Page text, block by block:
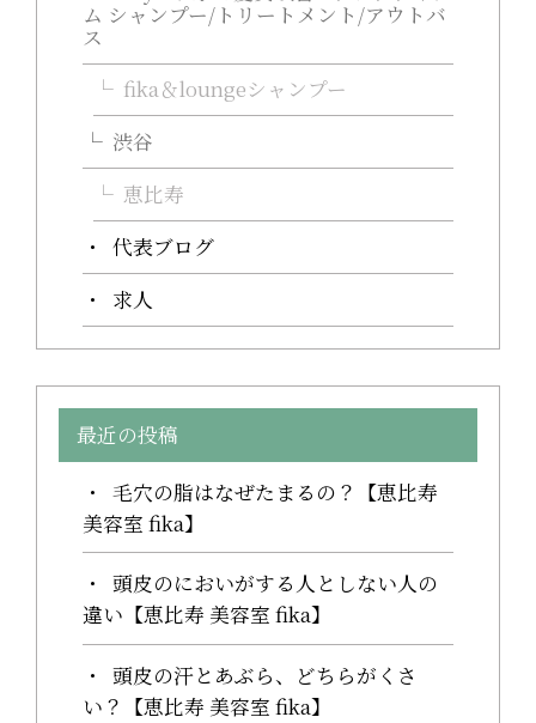
ム シャンプー/トリートメント/アウトバ
ス
fika＆loungeシャンプー
渋谷
恵比寿
代表ブログ
求人
最近の投稿
毛穴の脂はなぜたまるの？【恵比寿
美容室 fika】
頭皮のにおいがする人としない人の
違い【恵比寿 美容室 fika】
頭皮の汗とあぶら、どちらがくさ
い？【恵比寿 美容室 fika】